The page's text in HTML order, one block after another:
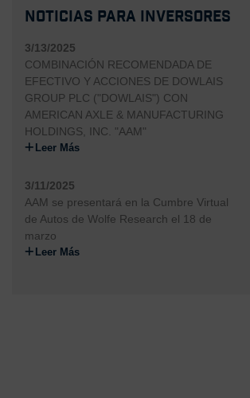
Noticias para inversores
3/13/2025
COMBINACIÓN RECOMENDADA DE
EFECTIVO Y ACCIONES DE DOWLAIS
GROUP PLC ("DOWLAIS") CON
AMERICAN AXLE & MANUFACTURING
HOLDINGS, INC. "AAM"
Leer Más
3/11/2025
AAM se presentará en la Cumbre Virtual
de Autos de Wolfe Research el 18 de
marzo
Leer Más